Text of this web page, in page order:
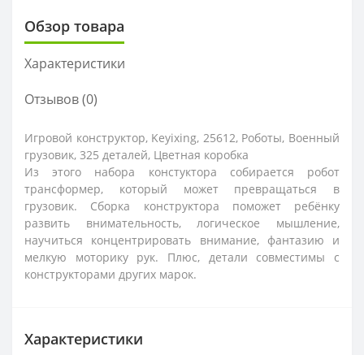
Обзор товара
Характеристики
Отзывов (0)
Игровой конструктор, Keyixing, 25612, Роботы, Военный
грузовик, 325 деталей, Цветная коробка
Из этого набора констуктора собирается робот
трансформер, который может превращаться в
грузовик. Сборка конструктора поможет ребёнку
развить внимательность, логическое мышление,
научиться концентрировать внимание, фантазию и
мелкую моторику рук. Плюс, детали совместимы с
конструкторами других марок.
Характеристики